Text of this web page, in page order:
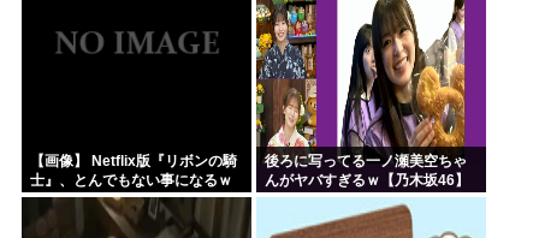
【画像】 Netflix版『リボンの騎
士』、とんでもない事になるｗ
ｗｗｗｗ
後ろに写ってる一ノ瀬美空ちゃ
んがヤバすぎるｗ【乃木坂46】